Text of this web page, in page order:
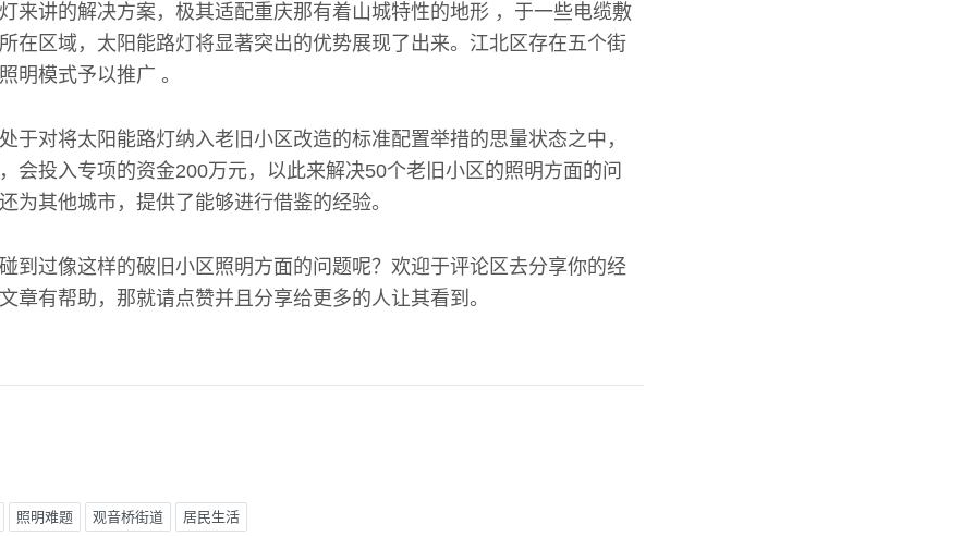
来讲的解决方案，极其适配重庆那有着山城特性的地形 ，于一些电缆敷
在区域，太阳能路灯将显著突出的优势展现了出来。江北区存在五个街
明模式予以推广 。
于对将太阳能路灯纳入老旧小区改造的标准配置举措的思量状态之中，
会投入专项的资金200万元，以此来解决50个老旧小区的照明方面的问
为其他城市，提供了能够进行借鉴的经验。
到过像这样的破旧小区照明方面的问题呢？欢迎于评论区去分享你的经
章有帮助，那就请点赞并且分享给更多的人让其看到。
照明难题 观音桥街道 居民生活